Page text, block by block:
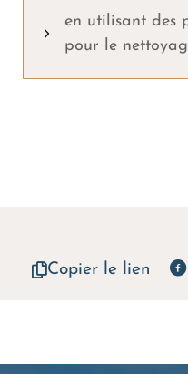
en utilisant des
pour le
Copier le lien